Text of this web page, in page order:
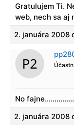
Gratulujem Ti.
web, nech sa aj
2. januára 2008
No
2. januára 2008